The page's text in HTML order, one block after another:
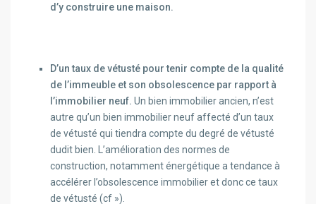
d’y construire une maison.
D’un taux de vétusté pour tenir compte de la qualité
de l’immeuble et son obsolescence par rapport à
l’immobilier neuf. Un bien immobilier ancien, n’est
autre qu’un bien immobilier neuf affecté d’un taux
de vétusté qui tiendra compte du degré de vétusté
dudit bien. L’amélioration des normes de
construction, notamment énergétique a tendance à
accélérer l’obsolescence immobilier et donc ce taux
de vétusté (cf »).